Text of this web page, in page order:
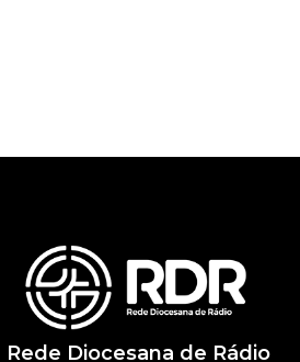
Rede Diocesana de Rádio